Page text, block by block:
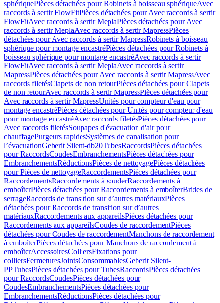
sphériquePièces détachées pour Robinets à boisseau sphériqueAvec
raccords à sertir FlowFitPièces détachées pour Avec raccords à sertir
FlowFitAvec raccords à sertir MeplaPièces détachées pour Avec
raccords à sertir MeplaAvec raccords à sertir MapressPièces
détachées pour Avec raccords à sertir MapressRobinets à boisseau
sphérique pour montage encastréPièces détachées pour Robinets à
boisseau sphérique pour montage encastréAvec raccords à sertir
FlowFitAvec raccords à sertir MeplaAvec raccords à sertir
MapressPièces détachées pour Avec raccords à sertir MapressAvec
raccords filetésClapets de non retourPièces détachées pour Clapets
de non retourAvec raccords à sertir MapressPièces détachées pour
Avec raccords à sertir MapressUnités pour compteur d'eau pour
montage encastréPièces détachées pour Unités pour compteur d'eau
pour montage encastréAvec raccords filetésPièces détachées pour
Avec raccords filetésSoupapes d'évacuation d'air pour
chauffagePurgeurs rapidesSystèmes de canalisation pour
l’évacuationGeberit Silent-db20TubesRaccordsPièces détachées
pour RaccordsCoudesEmbranchementsPièces détachées pour
EmbranchementsRéductionsPièces de nettoyagePièces détachées
pour Pièces de nettoyageRaccordementsPièces détachées pour
RaccordementsRaccordements à souderRaccordements à
emboîterPièces détachées pour Raccordements à emboîterBrides de
serrageRaccords de transition sur d’autres matériauxPièces
détachées pour Raccords de transition sur d’autres
matériauxRaccordements aux appareilsPièces détachées pour
Raccordements aux appareilsCoudes de raccordementPièces
détachées pour Coudes de raccordementManchons de raccordement
à emboîterPièces détachées pour Manchons de raccordement à
emboîterAccessoiresColliersFixations pour
colliersFermeturesJointsConsommablesGeberit Silent-
PPTubesPièces détachées pour TubesRaccordsPièces détachées
pour RaccordsCoudesPièces détachées pour
CoudesEmbranchementsPièces détachées pour
EmbranchementsRéductionsPièces détachées pour